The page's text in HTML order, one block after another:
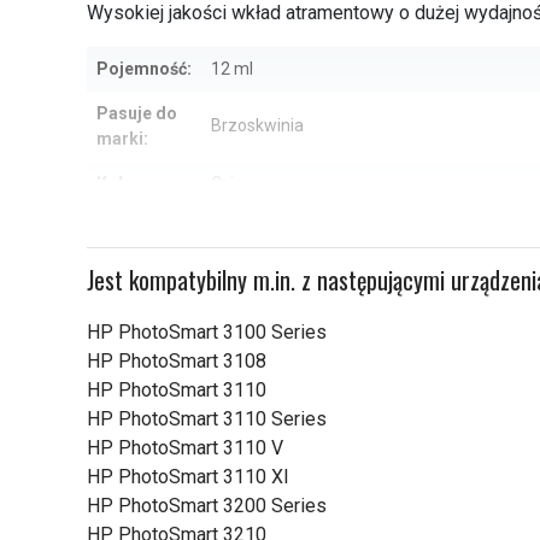
Wysokiej jakości wkład atramentowy o dużej
Pojemność: 12 ml
Pasuje do
marki:
Brzoskwinia
Uwaga!::
najmniej tyle samo tuszu co w
wkład zapewnia więc taką samą lub
Sprawdź, co oznaczają
Jest kompatybilny m.in. z następującymi
HP PhotoSmart 3100 Series
HP PhotoSmart 3108
HP PhotoSmart 3110
HP PhotoSmart 3110 Series
HP PhotoSmart 3110 V
HP PhotoSmart 3110 XI
HP PhotoSmart 3200 Series
HP PhotoSmart 3210